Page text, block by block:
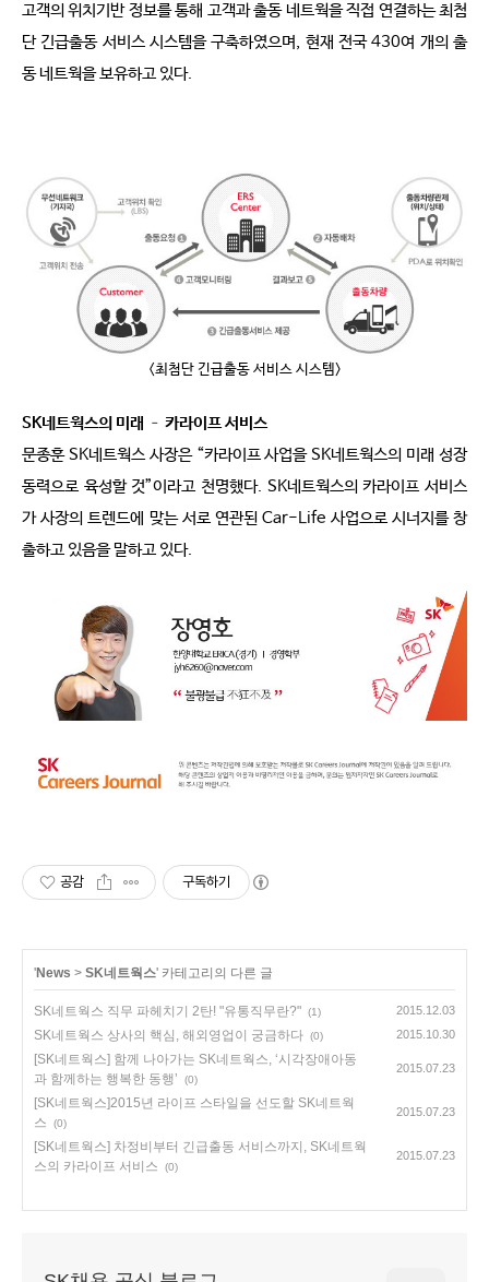
고객의 위치기반 정보를 통해 고객과 출동 네트웍을 직접 연결하는 최첨
단 긴급출동 서비스 시스템을 구축하였으며, 현재 전국 430여 개의 출
동 네트웍을 보유하고 있다.
<최첨단 긴급출동 서비스 시스템>
SK네트웍스의 미래 – 카라이프 서비스
문종훈 SK네트웍스 사장은 “카라이프 사업을 SK네트웍스의 미래 성장
동력으로 육성할 것”이라고 천명했다. SK네트웍스의 카라이프 서비스
가 사장의 트렌드에 맞는 서로 연관된 Car-Life 사업으로 시너지를 창
출하고 있음을 말하고 있다.
공감 구독하기
'News > SK네트웍스' 카테고리의 다른 글
SK네트웍스 직무 파헤치기 2탄! "유통직무란?" (1) 2015.12.03
SK네트웍스 상사의 핵심, 해외영업이 궁금하다 (0) 2015.10.30
[SK네트웍스] 함께 나아가는 SK네트웍스, ‘시각장애아동
과 함께하는 행복한 동행’
(0)
2015.07.23
[SK네트웍스]2015년 라이프 스타일을 선도할 SK네트웍
스
(0)
2015.07.23
[SK네트웍스] 차정비부터 긴급출동 서비스까지, SK네트웍
스의 카라이프 서비스
(0)
2015.07.23